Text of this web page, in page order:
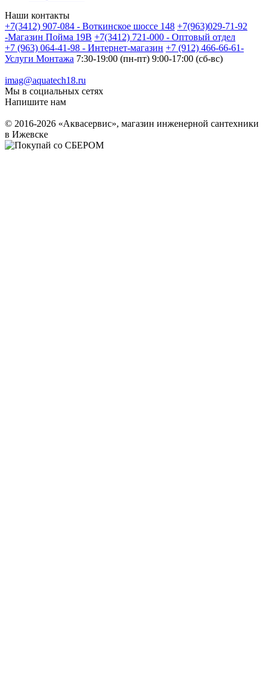
Наши контакты
+7(3412) 907-084 - Воткинское шоссе 148 +7(963)029-71-92
-Магазин Пойма 19В +7(3412) 721-000 - Оптовый отдел
+7 (963) 064-41-98 - Интернет-магазин +7 (912) 466-66-61-
Услуги Монтажа 7:30-19:00 (пн-пт) 9:00-17:00 (сб-вс)
imag@aquatech18.ru
Мы в социальных сетях
Напишите нам
© 2016-2026 «Аквасервис», магазин инженерной сантехники
в Ижевске